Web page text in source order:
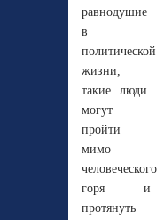
равнодушие
в
политической
жизни,
такие люди
могут
пройти
мимо
человеческого
горя и
протянуть